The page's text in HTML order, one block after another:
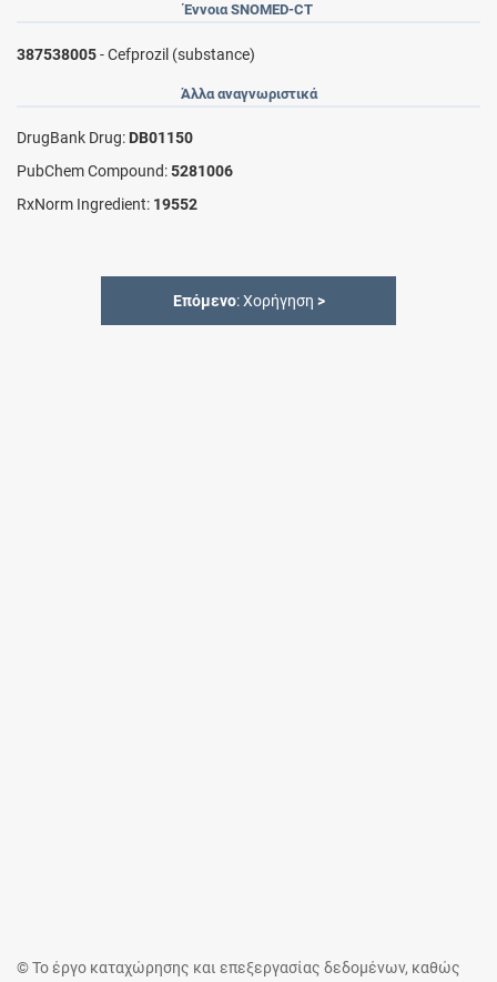
Έννοια SNOMED-CT
387538005- Cefprozil (substance)
Άλλα αναγνωριστικά
DrugBank Drug: DB01150
PubChem Compound:5281006
RxNorm Ingredient: 19552
Επόμενο: Χορήγηση >
© Το έργο καταχώρησης και επεξεργασίας δεδομένων, καθώς